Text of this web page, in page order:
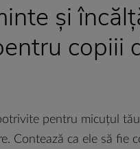
și
copiii
pentru micuțul
Contează ca ele să fie